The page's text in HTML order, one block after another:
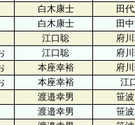
白木康士
田
白木康士
田
江口聡
府
江口聡
府
本座幸裕
府
本座幸裕
江
渡邉幸男
笹
渡邉幸男
笹